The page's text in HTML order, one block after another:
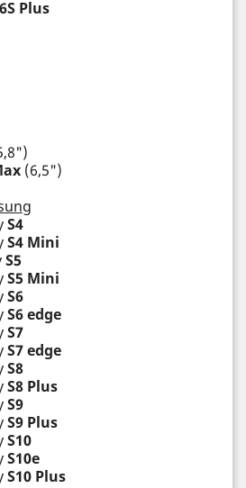
Plus
(6,5")
S4
S4 Mini
S5
S5 Mini
S6
S6 edge
S7
S7 edge
S8
S8 Plus
S9
S9 Plus
S10
S10e
S10 Plus